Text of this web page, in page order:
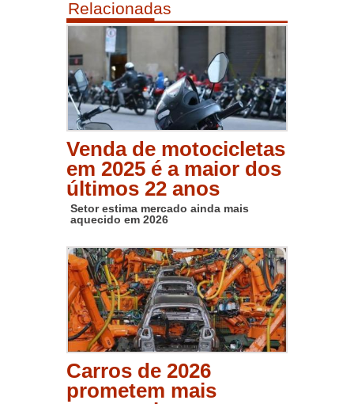
Relacionadas
Venda de motocicletas
em 2025 é a maior dos
últimos 22 anos
Setor estima mercado ainda mais
aquecido em 2026
Carros de 2026
prometem mais